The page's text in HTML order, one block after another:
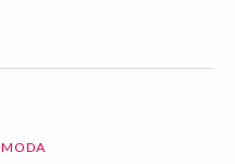
MODA